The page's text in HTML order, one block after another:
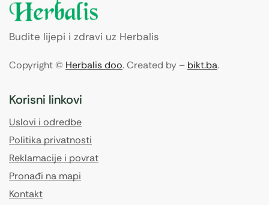
Budite lijepi i zdravi uz Herbalis
Copyright © Herbalis doo. Created by – bikt.ba.
Korisni linkovi
Uslovi i odredbe
Politika privatnosti
Reklamacije i povrat
Pronađi na mapi
Kontakt